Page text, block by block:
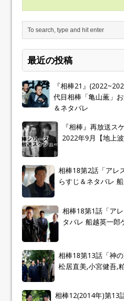
最近の投稿
『相棒21』
代目相棒「亀山薫」
＆ネタバレ
『相棒』再放送ス
2022年9月【地上波
相棒18第2話「アレ
らすじ＆ネタバレ
相棒18第1話「ア
タバレ 船越英一郎
相棒18第13話「神
松居直美,小宮健吾,
相棒12(2014年)第13